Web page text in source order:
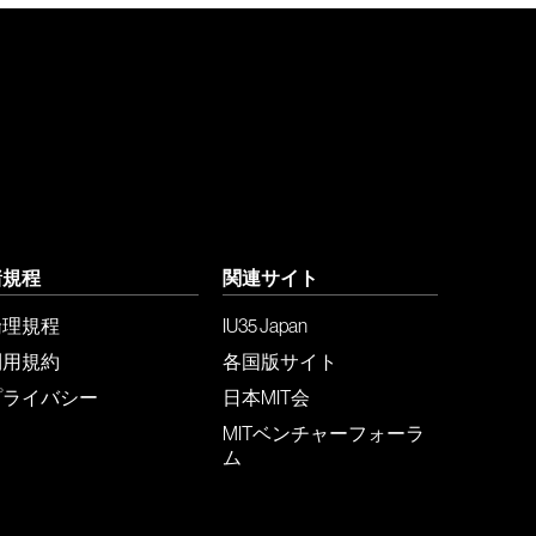
程
規程
規約
イバシー
関連サイト
IU35 Japan
各国版サイト
日本MIT会
MITベンチャーフォーラ
ム